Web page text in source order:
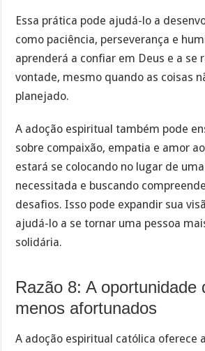
Essa prática pode ajudá-lo a
como paciência, perseverança e
aprenderá a confiar em Deus e a se
vontade, mesmo quando as coisas
planejado.
A adoção espiritual também pode
sobre compaixão, empatia e amor
estará se colocando no lugar de
necessitada e buscando
desafios. Isso pode expandir sua
ajudá-lo a se tornar uma pessoa
solidária.
Razão 8: A oportunidade
menos afortunados
A adoção espiritual católica oferece